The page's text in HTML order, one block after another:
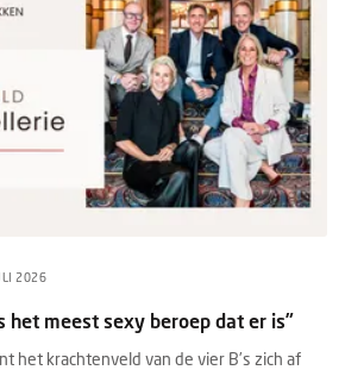
2026
het meest sexy beroep dat er is”
het krachtenveld van de vier B’s zich af